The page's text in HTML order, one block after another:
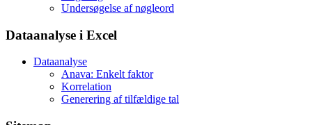
Undersøgelse af nøgleord
Dataanalyse i Excel
Dataanalyse
Anava: Enkelt faktor
Korrelation
Generering af tilfældige tal